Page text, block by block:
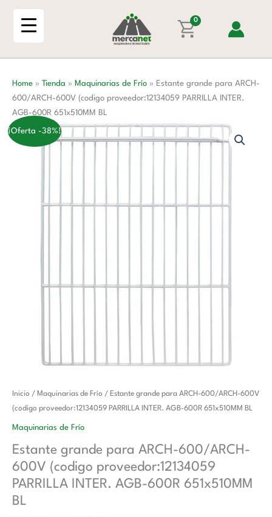
0
Home » Tienda » Maquinarias de Frío » Estante grande para ARCH-
600/ARCH-600V (codigo proveedor:12134059 PARRILLA INTER.
AGB-600R 651x510MM BL
¡Oferta -38%!
Inicio / Maquinarias de Frío / Estante grande para ARCH-600/ARCH-600V
(codigo proveedor:12134059 PARRILLA INTER. AGB-600R 651x510MM BL
Maquinarias de Frío
Estante grande para ARCH-600/ARCH-
600V (codigo proveedor:12134059
PARRILLA INTER. AGB-600R 651x510MM
BL
El
precio
original
39,00 €.
El
precio
24,00 €.
Estante
grande
para
600/ARCH-
600V
(codigo
proveedor:12134059
600/ARCH-
600V
(codigo
PARRILLA
INTER.
AGB-
600R
651x510MM